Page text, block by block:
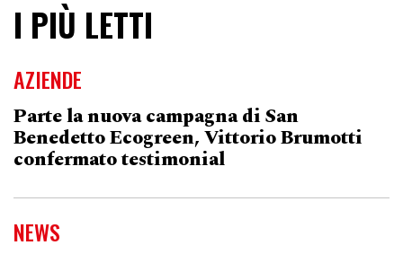
I PIÙ LETTI
AZIENDE
Parte la nuova campagna di San
Benedetto Ecogreen, Vittorio Brumotti
confermato testimonial
NEWS